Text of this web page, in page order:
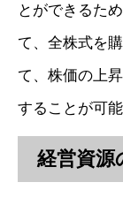
とができるた
て、全株式を
て、株価の上
することが可能
経営資源